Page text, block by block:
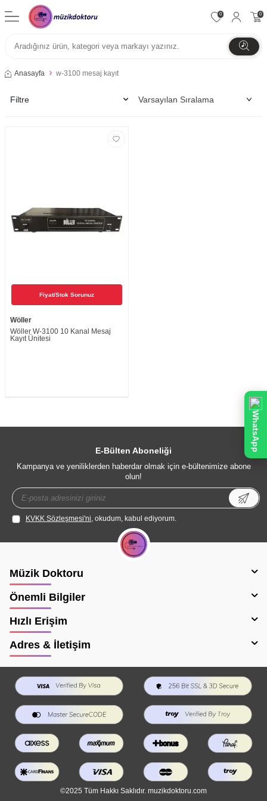
0 0
Anasayfa w-3100 mesaj kayıt
Filtre
Fiyat/Stok Sorunuz
Wöller
Wöller W-3100 10 Kanal Mesaj
Kayıt Ünitesi
E-Bülten Aboneliği
Kampanya ve yeniliklerden haberdar olmak için e-bültenimize abone
olun!
KVKK Sözleşmesi'ni, okudum, kabul ediyorum.
Müzik Doktoru
Önemli Bilgiler
Hızlı Erişim
Adres & İletişim
©2025 Tüm Hakkı Saklıdır. muzikdoktoru.com
WhatsApp